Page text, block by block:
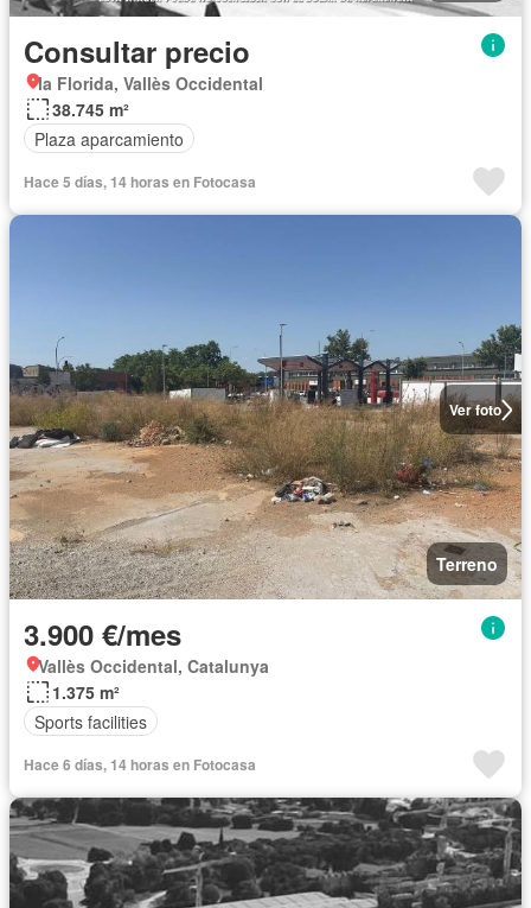
Consultar precio
la Florida, Vallès Occidental
38.745 m²
Plaza aparcamiento
Hace 5 días, 14 horas en Fotocasa
Ver foto
Terreno
3.900 €/mes
Vallès Occidental, Catalunya
1.375 m²
Sports facilities
Hace 6 días, 14 horas en Fotocasa